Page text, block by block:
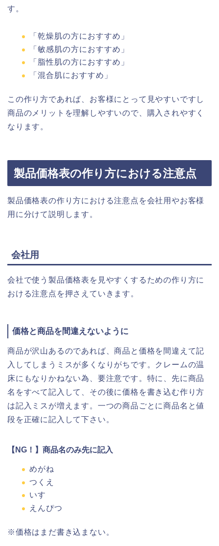
す。
「乾燥肌の方におすすめ」
「敏感肌の方におすすめ」
「脂性肌の方におすすめ」
「混合肌におすすめ」
この作り方であれば、お客様にとって見やすいですし
商品のメリットを理解しやすいので、購入されやすく
なります。
製品価格表の作り方における注意点
製品価格表の作り方における注意点を会社用やお客様
用に分けて説明します。
会社用
会社で使う製品価格表を見やすくするための作り方に
おける注意点を押さえていきます。
価格と商品を間違えないように
商品が沢山あるのであれば、商品と価格を間違えて記
入してしまうミスが多くなりがちです。クレームの温
床にもなりかねない為、要注意です。特に、先に商品
名をすべて記入して、その後に価格を書き込む作り方
は記入ミスが増えます。一つの商品ごとに商品名と値
段を正確に記入して下さい。
【NG！】商品名のみ先に記入
めがね
つくえ
いす
えんぴつ
※価格はまだ書き込まない。